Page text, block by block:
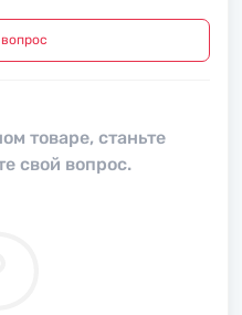
товаре, станьте
свой вопрос.